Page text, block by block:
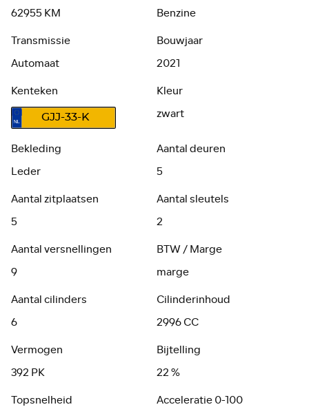
62955 KM
Benzine
Transmissie
Automaat
Bouwjaar
2021
Kenteken
GJJ-33-K
Kleur
zwart
Bekleding
Leder
Aantal deuren
5
Aantal zitplaatsen
5
Aantal sleutels
2
Aantal versnellingen
9
BTW / Marge
marge
Aantal cilinders
6
Cilinderinhoud
2996 CC
Vermogen
392 PK
Bijtelling
22 %
Topsnelheid
Acceleratie 0-100